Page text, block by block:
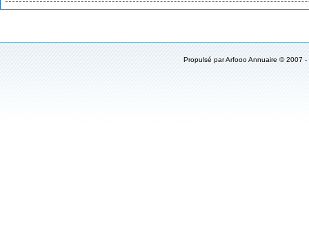
Propulsé parArfooo Annuaire © 2007